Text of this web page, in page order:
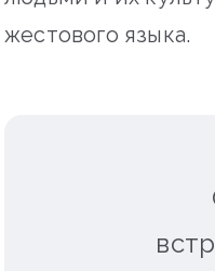
жестового языка.